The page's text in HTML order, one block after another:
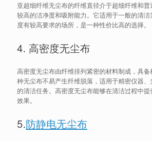
亚超细纤维无尘布的纤维直径介于超细纤维和
较高的洁净度和吸附能力。它适用于一般的清
度有较高要求的场所，是一种性价比高的选择。
4. 高密度无尘布
高密度无尘布由纤维排列紧密的材料制成，具
种无尘布不易产生纤维脱落，适用于精密仪器
的清洁任务。高密度无尘布能够在清洁过程中
效果。
5.防静电无尘布